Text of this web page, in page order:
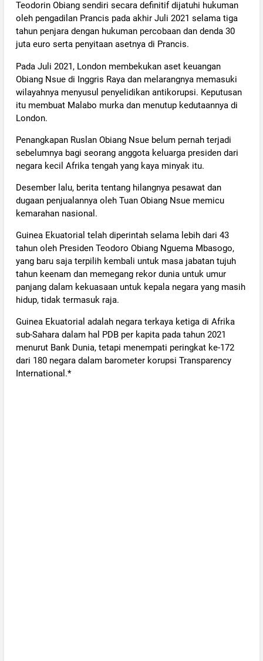
Teodorin Obiang sendiri secara definitif dijatuhi hukuman
oleh pengadilan Prancis pada akhir Juli 2021 selama tiga
tahun penjara dengan hukuman percobaan dan denda 30
juta euro serta penyitaan asetnya di Prancis.
Pada Juli 2021, London membekukan aset keuangan
Obiang Nsue di Inggris Raya dan melarangnya memasuki
wilayahnya menyusul penyelidikan antikorupsi. Keputusan
itu membuat Malabo murka dan menutup kedutaannya di
London.
Penangkapan Ruslan Obiang Nsue belum pernah terjadi
sebelumnya bagi seorang anggota keluarga presiden dari
negara kecil Afrika tengah yang kaya minyak itu.
Desember lalu, berita tentang hilangnya pesawat dan
dugaan penjualannya oleh Tuan Obiang Nsue memicu
kemarahan nasional.
Guinea Ekuatorial telah diperintah selama lebih dari 43
tahun oleh Presiden Teodoro Obiang Nguema Mbasogo,
yang baru saja terpilih kembali untuk masa jabatan tujuh
tahun keenam dan memegang rekor dunia untuk umur
panjang dalam kekuasaan untuk kepala negara yang masih
hidup, tidak termasuk raja.
Guinea Ekuatorial adalah negara terkaya ketiga di Afrika
sub-Sahara dalam hal PDB per kapita pada tahun 2021
menurut Bank Dunia, tetapi menempati peringkat ke-172
dari 180 negara dalam barometer korupsi Transparency
International.*